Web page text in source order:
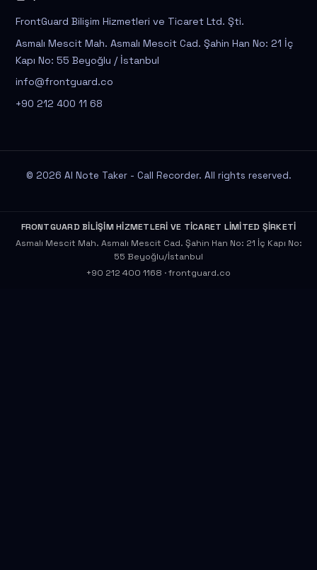
FrontGuard Bilişim Hizmetleri ve Ticaret Ltd. Şti.
Asmalı Mescit Mah. Asmalı Mescit Cad. Şahin Han No: 21 İç
Kapı No: 55 Beyoğlu / İstanbul
info@frontguard.co
+90 212 400 11 68
© 2026 AI Note Taker - Call Recorder. All rights reserved.
FRONTGUARD BİLİŞİM HİZMETLERİ VE TİCARET LİMİTED ŞİRKETİ
Asmalı Mescit Mah. Asmalı Mescit Cad. Şahin Han No: 21 İç Kapı No:
55 Beyoğlu/İstanbul
+90 212 400 1168 ·frontguard.co